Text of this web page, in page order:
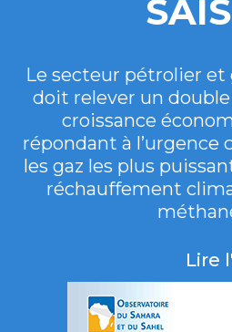
Le secteur pétrolier et
doit relever un
croissance
répondant à l’urgence
les gaz les plus
réchauffement
Lire